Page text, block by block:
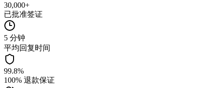
30,000+
已批准签证
5 分钟
平均回复时间
99.8%
100% 退款保证